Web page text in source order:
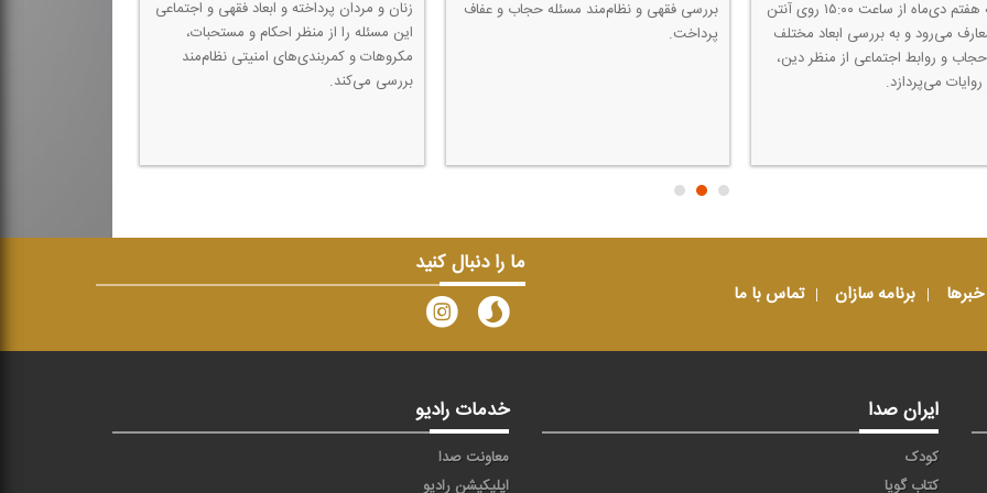
یكشنبه هفتم دی‌ماه از ساعت ۱۵:۰۰ روی آنتن
می‌رود و به بررسی ابعاد مختلف
و روابط اجتماعی از منظر دین،
می‌پردازد.
بررسی فقهی و نظام‌مند مسئله حجاب و عفاف
پرداخت.
زنان و مردان پرداخته و ابعاد فقهی و اجتماعی
این مسئله را از منظر احكام و مستحبات،
مكروهات و كمربندی‌های امنیتی نظام‌مند
بررسی می‌كند.
خبرها برنامه سازان تماس با ما
ما را دنبال کنید
ایران صدا
کودک
کتاب گویا
خدمات رادیو
معاونت صدا
اپلیکیشن رادیو